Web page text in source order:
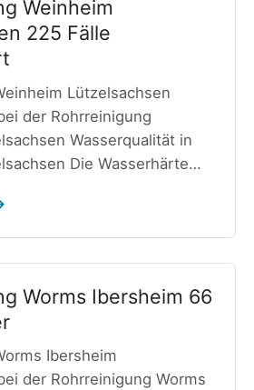
Weinheim
225 Fälle
Lützelsachsen
der Rohrreinigung
Wasserqualität in
Die Wasserhärte…
Worms Ibersheim 66
Ibersheim
der Rohrreinigung Worms